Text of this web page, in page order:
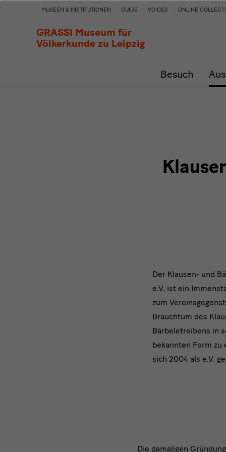
GRASSI Museum für
Völkerkunde zu Leipzig
Klausen
und
Besuch
MUSEEN & INSTITUTIONEN GUIDE VOICES ONLINE
text
1:
Projekt
+
Bild
Der Klausen- und
e.V. ist ein
zum
Brauchtum des
Bärbeletreibens in
bekannten Form zu
sich 2004 als e.V.
Die damaligen